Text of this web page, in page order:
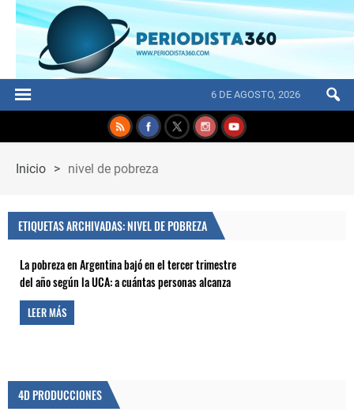
6 DE AGOSTO, 2026
Inicio > nivel de pobreza
ETIQUETAS ARCHIVADAS: NIVEL DE POBREZA
La pobreza en Argentina bajó en el tercer trimestre
del año según la UCA: a cuántas personas alcanza
LEER MÁS
4D PRODUCCIONES